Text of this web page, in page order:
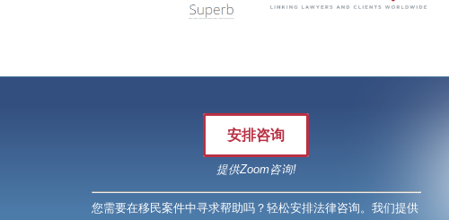
安排咨询
提供Zoom咨询!
您需要在移民案件中寻求帮助吗？轻松安排法律咨询。我们提供